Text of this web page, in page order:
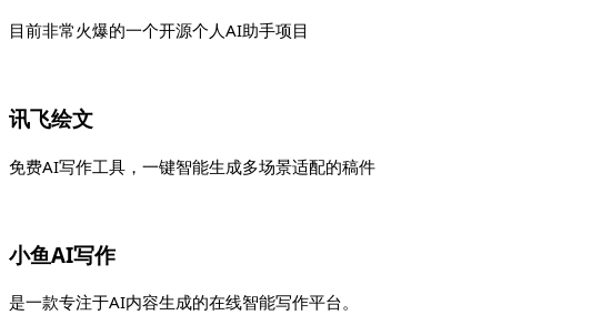
目前非常火爆的一个开源个人AI助手项目
讯飞绘文
免费AI写作工具，一键智能生成多场景适配的稿件
小鱼AI写作
是一款专注于AI内容生成的在线智能写作平台。